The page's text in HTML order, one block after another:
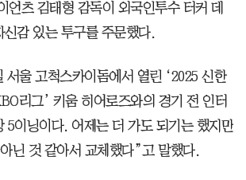
언츠 김태형 감독이 외국인투수 터커 데
감 있는 투구를 주문했다.
서울 고척스카이돔에서 열린 ‘2025 신한
리그’ 키움 히어로즈와의 경기 전 인터
5이닝이다. 어제는 더 가도 되기는 했지만
닌 것 같아서 교체했다”고 말했다.